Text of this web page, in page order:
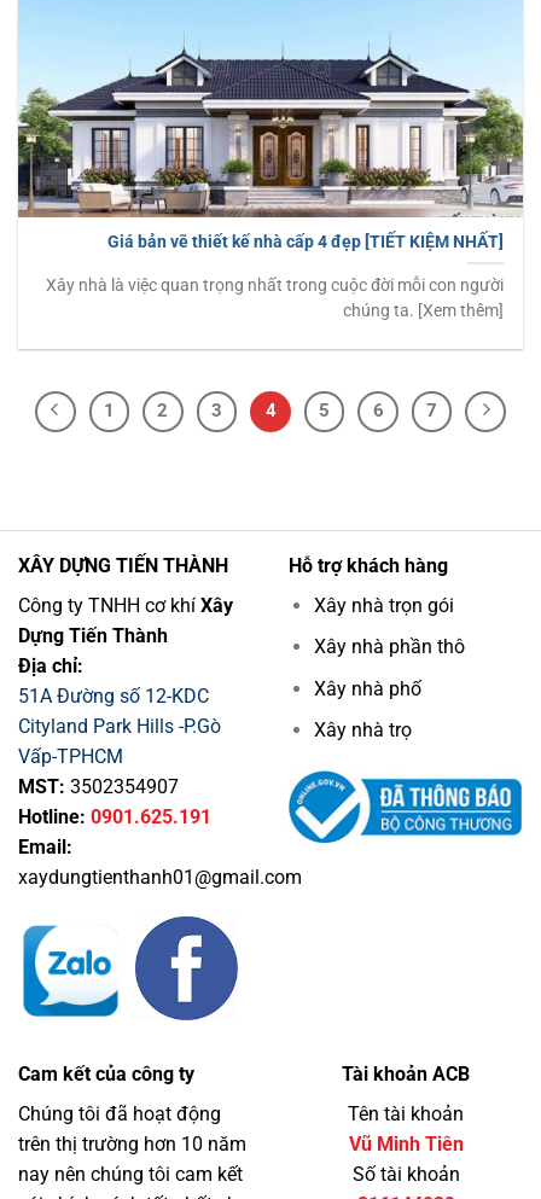
Giá bản vẽ thiết kế nhà cấp 4 đẹp [TIẾT KIỆM NHẤT]
Xây nhà là việc quan trọng nhất trong cuộc đời mỗi con người
chúng ta. [Xem thêm]
1 2 3 4 5 6 7
XÂY DỰNG TIẾN THÀNH
Công ty TNHH cơ khí Xây
Dựng Tiến Thành
Địa chỉ:
51A Đường số 12-KDC
Cityland Park Hills -P.Gò
Vấp-TPHCM
MST: 3502354907
Hotline: 0901.625.191
Email:
xaydungtienthanh01@gmail.com
Hỗ trợ khách hàng
Xây nhà trọn gói
Xây nhà phần thô
Xây nhà phố
Xây nhà trọ
Cam kết của công ty
Chúng tôi đã hoạt động
trên thị trường hơn 10 năm
nay nên chúng tôi cam kết
Tài khoản ACB
Tên tài khoản
Vũ Minh Tiên
Số tài khoản